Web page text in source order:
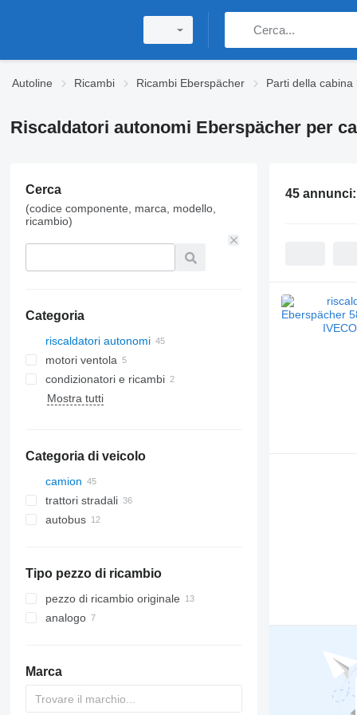
Autoline Ricambi Ricambi Eberspächer Parti della
Riscaldatori autonomi Eberspächer per
Cerca
(codice componente, marca, modello,
ricambio)
Categoria
riscaldatori autonomi
motori ventola
condizionatori e ricambi
compressori dei condizionatori
Mostra tutti
Categoria di veicolo
camion
trattori stradali
autobus
Tipo pezzo di ricambio
pezzo di ricambio originale
analogo
Marca
45 annunci: